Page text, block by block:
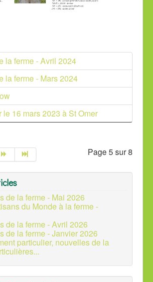
la ferme - Avril 2024
la ferme - Mars 2024
le 16 mars 2023 à St Omer
Page 5 sur 8
de la ferme - Mai 2026
du Monde à la ferme -
de la ferme - Avril 2026
de la ferme - Janvier 2026
particulier, nouvelles de la